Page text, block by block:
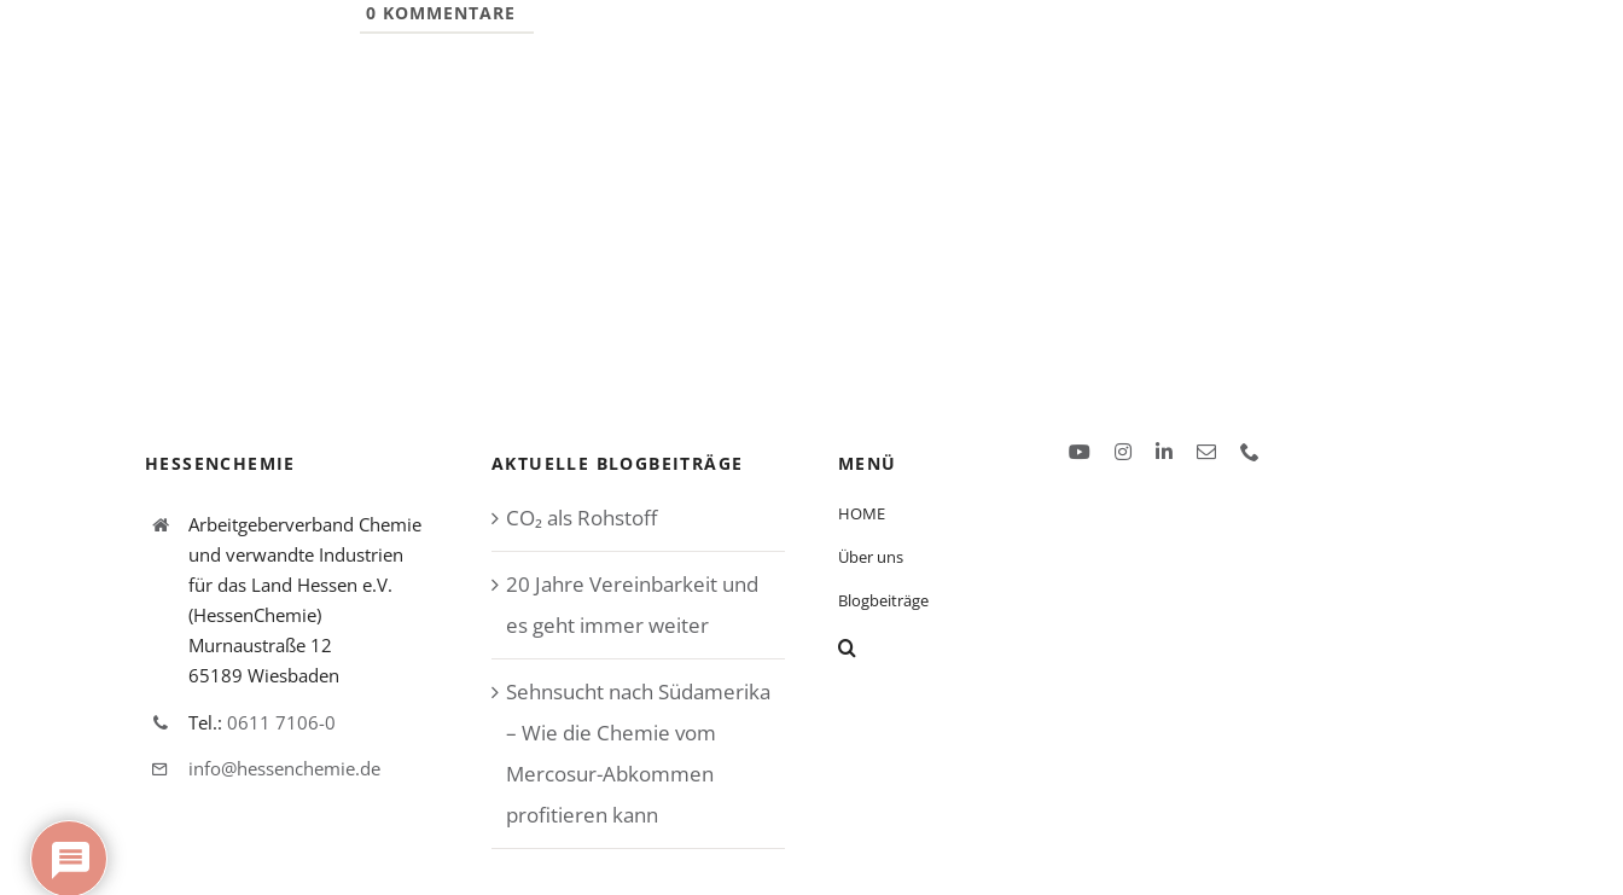
0 KOMMENTARE
HESSENCHEMIE
Arbeitgeberverband Chemie
und verwandte Industrien
für das Land Hessen e.V.
(HessenChemie)
Murnaustraße 12
65189 Wiesbaden
Tel.: 0611 7106-0
info@hessenchemie.de
AKTUELLE BLOGBEITRÄGE
CO₂ als Rohstoff
20 Jahre Vereinbarkeit und
es geht immer weiter
Sehnsucht nach Südamerika
– Wie die Chemie vom
Mercosur-Abkommen
profitieren kann
MENÜ
HOME
Über uns
Blogbeiträge